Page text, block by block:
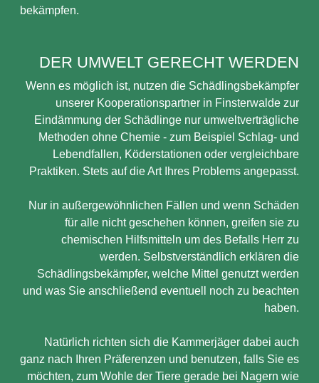
bekämpfen.
DER UMWELT GERECHT WERDEN
Wenn es möglich ist, nutzen die Schädlingsbekämpfer
unserer Kooperationspartner in Finsterwalde zur
Eindämmung der Schädlinge nur umweltverträgliche
Methoden ohne Chemie - zum Beispiel Schlag- und
Lebendfallen, Köderstationen oder vergleichbare
Praktiken. Stets auf die Art Ihres Problems angepasst.
Nur in außergewöhnlichen Fällen und wenn Schäden
für alle nicht geschehen können, greifen sie zu
chemischen Hilfsmitteln um des Befalls Herr zu
werden. Selbstverständlich erklären die
Schädlingsbekämpfer, welche Mittel genutzt werden
und was Sie anschließend eventuell noch zu beachten
haben.
Natürlich richten sich die Kammerjäger dabei auch
ganz nach Ihren Präferenzen und benutzen, falls Sie es
möchten, zum Wohle der Tiere gerade bei Nagern wie